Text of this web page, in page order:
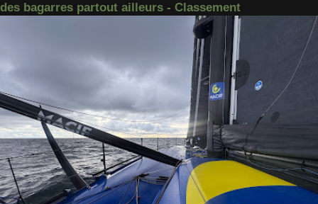
des bagarres partout ailleurs - Classement